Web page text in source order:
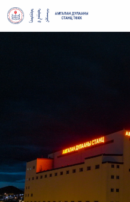
“Амгалан”
Амгалан дулааны станц барих төсөл
шилдэг бүтээн байгуулалт”-аар
Станцыг 116 МВт-ын хүчин чадалтай
2024 онд буюу 10 жилийн ой тохиох
байгуулалтаар дахин шалгарсан юм.
Түүхэн замнал